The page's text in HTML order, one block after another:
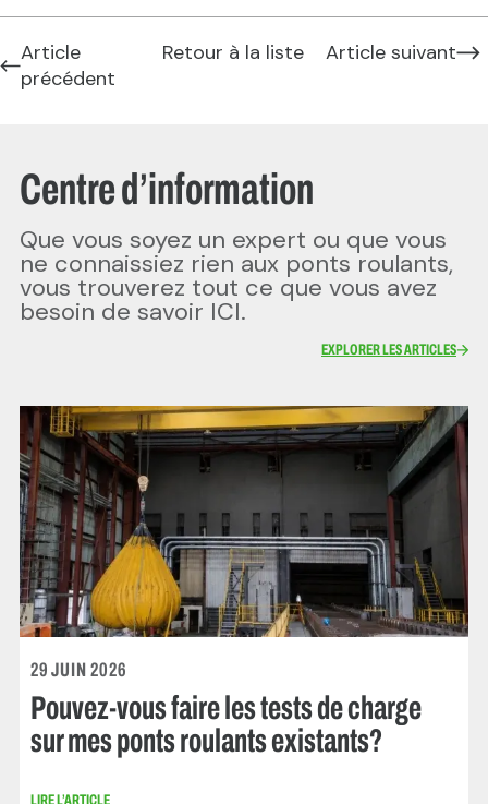
Article
précédent
Retour à la liste Article suivant
Centre d’information
Que vous soyez un expert ou que vous
ne connaissiez rien aux ponts roulants,
vous trouverez tout ce que vous avez
besoin de savoir ICI.
EXPLORER LES ARTICLES
29 JUIN 2026
Pouvez-vous faire les tests de charge
sur mes ponts roulants existants?
LIRE L’ARTICLE